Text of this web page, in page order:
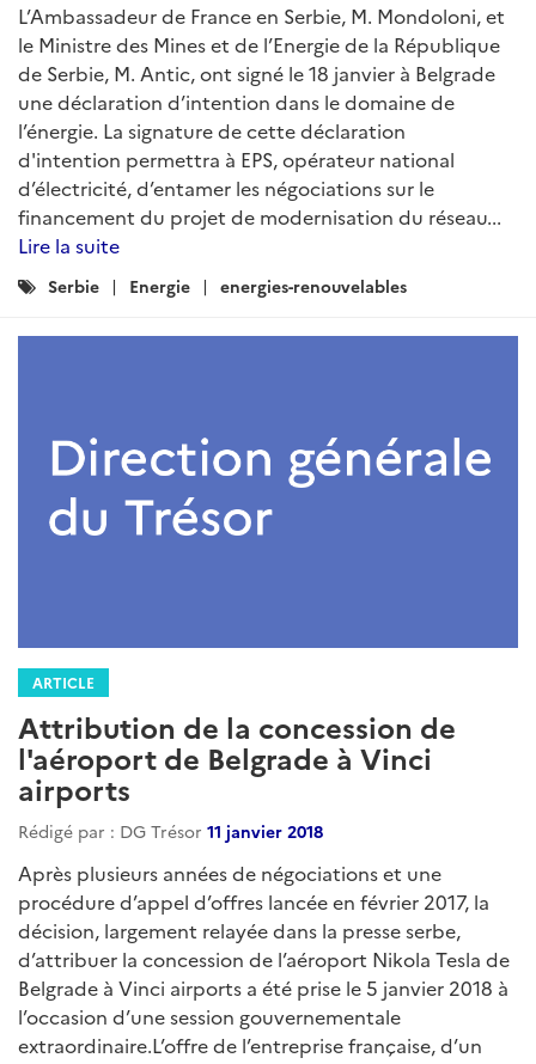
L’Ambassadeur de France en Serbie, M. Mondoloni, et
le Ministre des Mines et de l’Energie de la République
de Serbie, M. Antic, ont signé le 18 janvier à Belgrade
une déclaration d’intention dans le domaine de
l’énergie. La signature de cette déclaration
d'intention permettra à EPS, opérateur national
d’électricité, d’entamer les négociations sur le
financement du projet de modernisation du réseau...
Lire la suite
Catégories
Serbie Energie energies-renouvelables
ARTICLE
Attribution de la concession de
l'aéroport de Belgrade à Vinci
airports
Rédigé par : DG Trésor 11 janvier 2018
Après plusieurs années de négociations et une
procédure d’appel d’offres lancée en février 2017, la
décision, largement relayée dans la presse serbe,
d’attribuer la concession de l’aéroport Nikola Tesla de
Belgrade à Vinci airports a été prise le 5 janvier 2018 à
l’occasion d’une session gouvernementale
extraordinaire.L’offre de l’entreprise française, d’un